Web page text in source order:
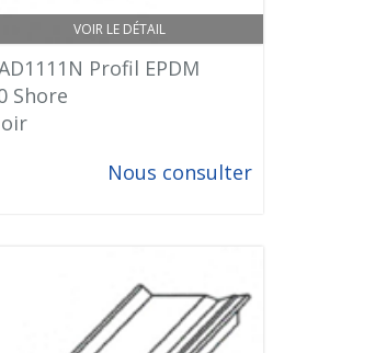
VOIR LE DÉTAIL
Profil EPDM
Shore
Nous consulter